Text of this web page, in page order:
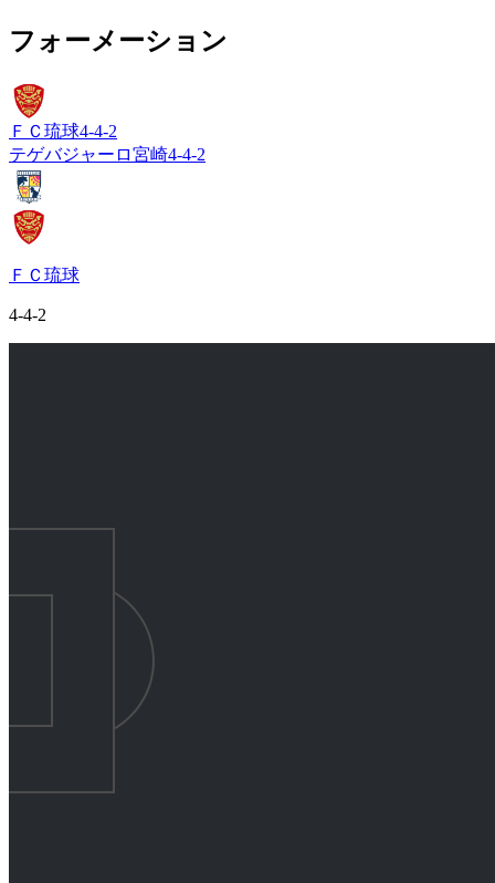
フォーメーション
ＦＣ琉球4-4-2
テゲバジャーロ宮崎4-4-2
ＦＣ琉球
4-4-2